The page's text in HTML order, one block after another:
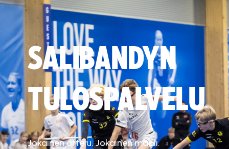
SALIBANDYN
TULOSPALVELU
Jokainen ottelu. Jokainen maali.